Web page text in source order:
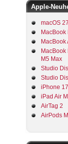
Apple-
macOS
MacBook
MacBook
MacBook
M5 Max
Studio
Studio
iPhone
iPad Air
AirTag 2
AirPods